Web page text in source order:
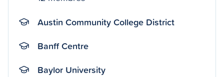
Austin Community College District
Banff Centre
Baylor University